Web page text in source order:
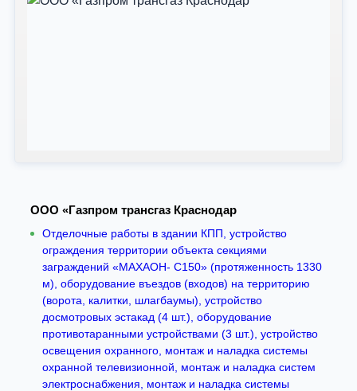
ООО «Газпром трансгаз Краснодар
Отделочные работы в здании КПП, устройство
ограждения территории объекта секциями
заграждений «МАХАОН- С150» (протяженность 1330
м), оборудование въездов (входов) на территорию
(ворота, калитки, шлагбаумы), устройство
досмотровых эстакад (4 шт.), оборудование
противотаранными устройствами (3 шт.), устройство
освещения охранного, монтаж и наладка системы
охранной телевизионной, монтаж и наладка систем
электроснабжения, монтаж и наладка системы